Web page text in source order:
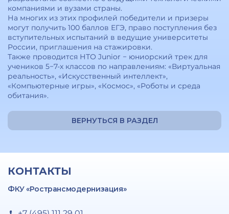
компаниями и вузами страны.
На многих из этих профилей победители и призеры
могут получить 100 баллов ЕГЭ, право поступления без
вступительных испытаний в ведущие университеты
России, приглашения на стажировки.
Также проводится НТО Junior − юниорский трек для
учеников 5−7-х классов по направлениям: «Виртуальная
реальность», «Искусственный интеллект»,
«Компьютерные игры», «Космос», «Роботы и среда
обитания».
ВЕРНУТЬСЯ В РАЗДЕЛ
КОНТАКТЫ
ФКУ «Ространсмодернизация»